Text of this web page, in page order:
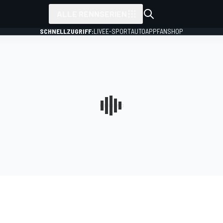
SCHNELLZUGRIFF:LIVEE-SPORTAUTOAPPFANSHOP